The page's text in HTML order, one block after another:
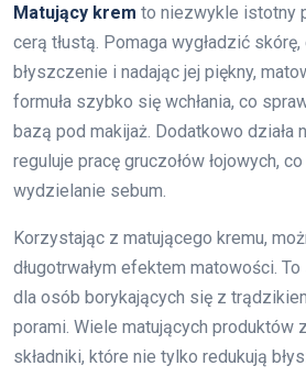
Matujący krem to niezwykle istotny
cerą tłustą. Pomaga wygładzić
błyszczenie i nadając jej piękny,
formuła szybko się wchłania, co
bazą pod makijaż. Dodatkowo działa
reguluje pracę gruczołów łojowych,
wydzielanie sebum.
Korzystając z matującego kremu,
długotrwałym efektem matowości.
dla osób borykających się z
porami. Wiele matujących produktów
składniki, które nie tylko redukują